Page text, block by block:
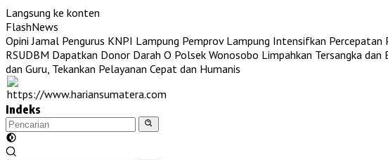
Langsung ke konten
FlashNews
Opini Jamal Pengurus KNPI Lampung Pemprov Lampung Intensifkan Percepatan
RSUDBM Dapatkan Donor Darah O Polsek Wonosobo Limpahkan Tersangka
dan Guru, Tekankan Pelayanan Cepat dan Humanis
Indeks